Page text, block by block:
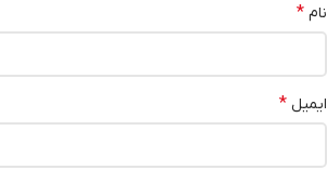
نام *
ایمیل *